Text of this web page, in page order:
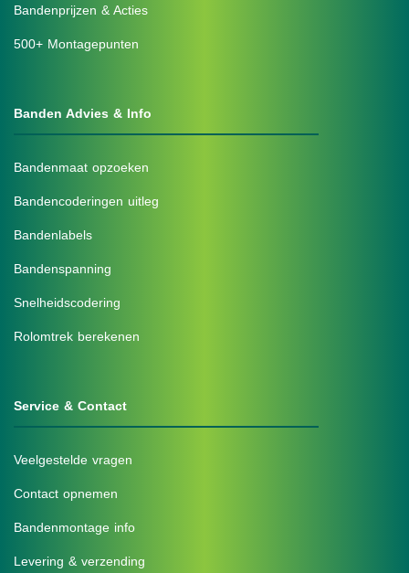
Bandenprijzen & Acties
500+ Montagepunten
Banden Advies & Info
Bandenmaat opzoeken
Bandencoderingen uitleg
Bandenlabels
Bandenspanning
Snelheidscodering
Rolomtrek berekenen
Service & Contact
Veelgestelde vragen
Contact opnemen
Bandenmontage info
Levering & verzending